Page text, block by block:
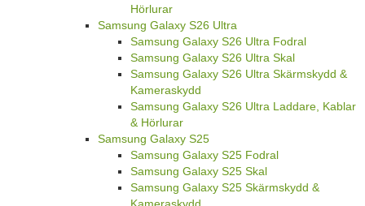
Hörlurar
Samsung Galaxy S26 Ultra
Samsung Galaxy S26 Ultra Fodral
Samsung Galaxy S26 Ultra Skal
Samsung Galaxy S26 Ultra Skärmskydd &
Kameraskydd
Samsung Galaxy S26 Ultra Laddare, Kablar
& Hörlurar
Samsung Galaxy S25
Samsung Galaxy S25 Fodral
Samsung Galaxy S25 Skal
Samsung Galaxy S25 Skärmskydd &
Kameraskydd